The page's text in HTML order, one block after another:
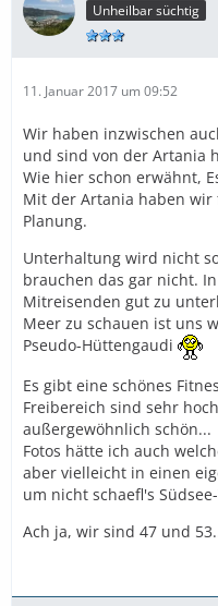
Unheilbar süchtig
11. Januar 2017 um 09:52
Wir haben inzwischen
und sind von der Artania
Wie hier schon erwähnt,
Mit der Artania haben wir
Planung.
Unterhaltung wird nicht
brauchen das gar nicht.
Mitreisenden gut zu
Meer zu schauen ist uns
Pseudo-Hüttengaudi
Es gibt eine schönes
Freibereich sind sehr
außergewöhnlich schön...
Fotos hätte ich auch
aber vielleicht in einen
um nicht schaefl's
Ach ja, wir sind 47 und